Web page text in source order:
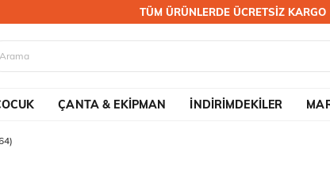
TÜM ÜRÜNLERDE ÜCRETSİZ KARGO
ÇANTA & EKİPMAN İNDİRİMDEKİLER